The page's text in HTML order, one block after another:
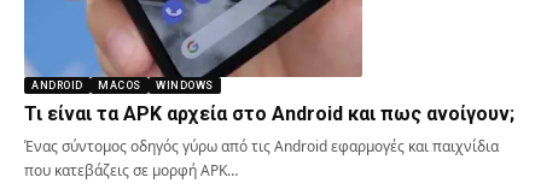
ANDROID MACOS WINDOWS
Τι είναι τα APK αρχεία στο Android και πως ανοίγουν;
Ένας σύντομος οδηγός γύρω από τις Android εφαρμογές και παιχνίδια
που κατεβάζεις σε μορφή APK…